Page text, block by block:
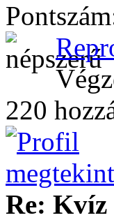
220
Re: Kvíz